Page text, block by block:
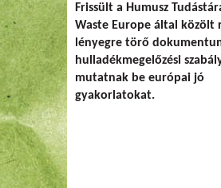
gyakorlatok
Frissült a Humusz
Waste Europe által közölt
lényegre törő
hulladékmegelőzési
mutatnak be európai jó
gyakorlatokat.